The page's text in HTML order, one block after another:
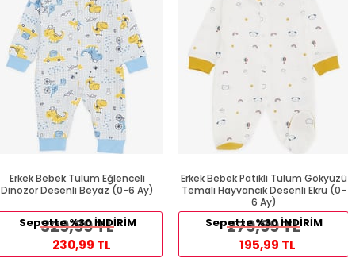
Erkek Bebek Tulum Eğlenceli
Dinozor Desenli Beyaz (0-6 Ay)
329,99 TL
Sepette %30 İNDİRİM
230,99 TL
Erkek Bebek Patikli Tulum Gökyüzü
Temalı Hayvancık Desenli Ekru (0-
6 Ay)
279,99 TL
Sepette %30 İNDİRİM
195,99 TL